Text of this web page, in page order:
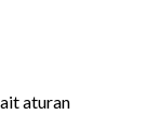
aturan